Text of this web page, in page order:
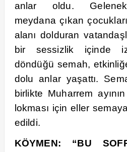
anlar oldu.
meydana çıkan
alanı dolduran
bir sessizlik içinde
döndüğü semah,
dolu anlar yaşattı.
birlikte Muharrem
lokması için eller
edildi.
KÖYMEN: “BU